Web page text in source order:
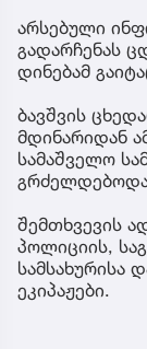
არსებული
გადარჩენას
დინებამ
ბავშვის
მდინარიდან
სამაშველო
შემთხვევის
პოლიციის,
სამსახურისა
ეკიპაჟები.